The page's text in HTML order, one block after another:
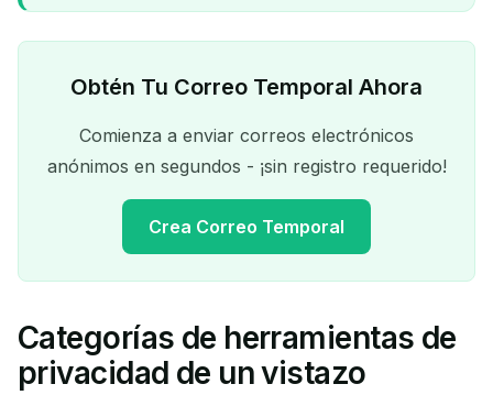
Obtén Tu Correo Temporal Ahora
Comienza a enviar correos electrónicos
anónimos en segundos - ¡sin registro requerido!
Crea Correo Temporal
Tu dirección de correo
temporal:
Categorías de herramientas de
privacidad de un vistazo